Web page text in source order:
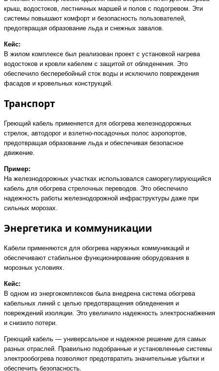
крыш, водостоков, лестничных маршей и полов с подогревом. Эти
системы повышают комфорт и безопасность пользователей,
предотвращая образование льда и снежных завалов.
Кейс:
В жилом комплексе был реализован проект с установкой нагрева
водостоков и кровли кабелем с защитой от обледенения. Это
обеспечило бесперебойный сток воды и исключило повреждения
фасадов и кровельных конструкций.
Транспорт
Греющий кабель применяется для обогрева железнодорожных
стрелок, автодорог и взлетно-посадочных полос аэропортов,
предотвращая образование льда и обеспечивая безопасное
движение.
Пример:
На железнодорожных участках использовался саморегулирующийся
кабель для обогрева стрелочных переводов. Это обеспечило
надежность работы железнодорожной инфраструктуры даже при
сильных морозах.
Энергетика и коммуникации
Кабели применяются для обогрева наружных коммуникаций и
обеспечивают стабильное функционирование оборудования в
морозных условиях.
Кейс:
В одном из энергокомплексов была внедрена система обогрева
кабельных линий с целью предотвращения обледенения и
повреждений изоляции. Это увеличило надежность электроснабжения
и снизило потери.
Греющий кабель — универсальное и надежное решение для самых
разных отраслей. Правильно подобранные и установленные системы
электрообогрева позволяют предотвратить значительные убытки и
обеспечить безопасность.